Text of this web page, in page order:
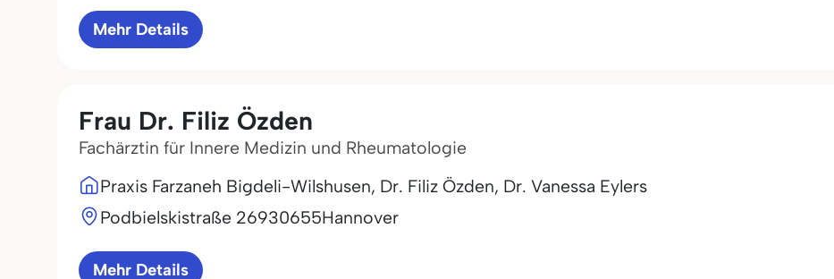
Mehr Details
Frau Dr. Filiz Özden
Fachärztin für Innere Medizin und Rheumatologie
Praxis Farzaneh Bigdeli-Wilshusen, Dr. Filiz Özden, Dr. Vanessa Eylers
Podbielskistraße 26930655Hannover
Mehr Details